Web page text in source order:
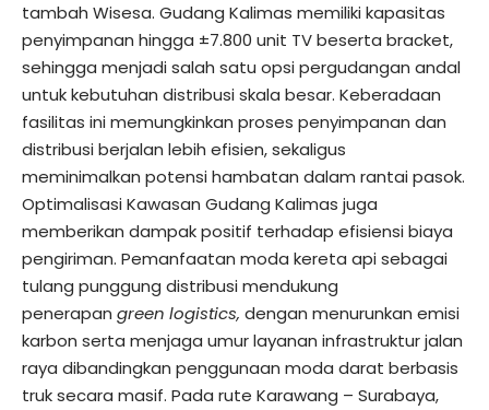
tambah Wisesa. Gudang Kalimas memiliki kapasitas
penyimpanan hingga ±7.800 unit TV beserta bracket,
sehingga menjadi salah satu opsi pergudangan andal
untuk kebutuhan distribusi skala besar. Keberadaan
fasilitas ini memungkinkan proses penyimpanan dan
distribusi berjalan lebih efisien, sekaligus
meminimalkan potensi hambatan dalam rantai pasok.
Optimalisasi Kawasan Gudang Kalimas juga
memberikan dampak positif terhadap efisiensi biaya
pengiriman. Pemanfaatan moda kereta api sebagai
tulang punggung distribusi mendukung
penerapan green logistics, dengan menurunkan emisi
karbon serta menjaga umur layanan infrastruktur jalan
raya dibandingkan penggunaan moda darat berbasis
truk secara masif. Pada rute Karawang – Surabaya,